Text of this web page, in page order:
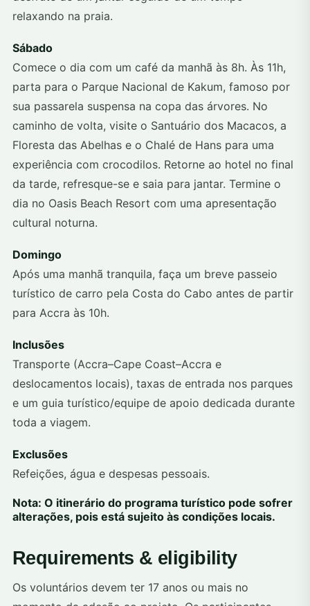
relaxando na praia.
Sábado
Comece o dia com um café da manhã às 8h. Às 11h,
parta para o Parque Nacional de Kakum, famoso por
sua passarela suspensa na copa das árvores. No
caminho de volta, visite o Santuário dos Macacos, a
Floresta das Abelhas e o Chalé de Hans para uma
experiência com crocodilos. Retorne ao hotel no final
da tarde, refresque-se e saia para jantar. Termine o
dia no Oasis Beach Resort com uma apresentação
cultural noturna.
Domingo
Após uma manhã tranquila, faça um breve passeio
turístico de carro pela Costa do Cabo antes de partir
para Accra às 10h.
Inclusões
Transporte (Accra–Cape Coast–Accra e
deslocamentos locais), taxas de entrada nos parques
e um guia turístico/equipe de apoio dedicada durante
toda a viagem.
Exclusões
Refeições, água e despesas pessoais.
Nota: O itinerário do programa turístico pode sofrer
alterações, pois está sujeito às condições locais.
Requirements & eligibility
Os voluntários devem ter 17 anos ou mais no